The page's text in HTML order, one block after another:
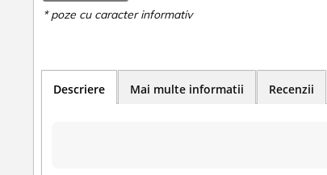
Descriere Mai multe informatii Recenzii